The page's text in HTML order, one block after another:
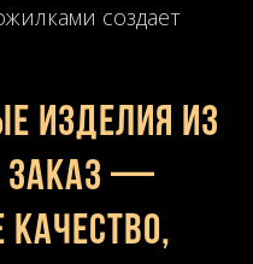
создает
изделия из
заказ —